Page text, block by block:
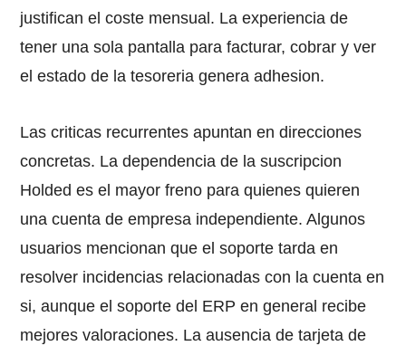
justifican el coste mensual. La experiencia de
tener una sola pantalla para facturar, cobrar y ver
el estado de la tesoreria genera adhesion.
Las criticas recurrentes apuntan en direcciones
concretas. La dependencia de la suscripcion
Holded es el mayor freno para quienes quieren
una cuenta de empresa independiente. Algunos
usuarios mencionan que el soporte tarda en
resolver incidencias relacionadas con la cuenta en
si, aunque el soporte del ERP en general recibe
mejores valoraciones. La ausencia de tarjeta de